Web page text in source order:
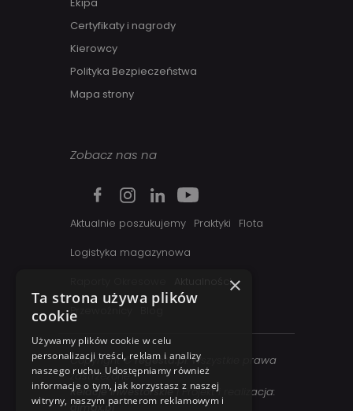
Ekipa
Certyfikaty i nagrody
Kierowcy
Polityka Bezpieczeństwa
Mapa strony
Zobacz nas na
Aktualnie poszukujemy Praktyki
Flota
Logistyka magazynowa
Aktualności
Przewoźnicy
Blog
Copyright ©regesta.pl. Wszystkie prawa
zastrzezone
Relacje inwestorskie| Projekt i realizacja:
dimax.pl
×
Ta strona używa plików
cookie
Używamy plików cookie w celu
personalizacji treści, reklam i analizy
naszego ruchu. Udostępniamy również
informacje o tym, jak korzystasz z naszej
witryny, naszym partnerom reklamowym i